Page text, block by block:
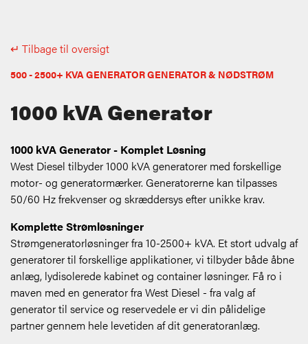
↵ Tilbage til oversigt
500 - 2500+ KVA GENERATOR GENERATOR & NØDSTRØM
1000 kVA Generator
1000 kVA Generator - Komplet Løsning
West Diesel tilbyder 1000 kVA generatorer med forskellige
motor- og generatormærker. Generatorerne kan tilpasses
50/60 Hz frekvenser og skræddersys efter unikke krav.
Komplette Strømløsninger
Strømgeneratorløsninger fra 10-2500+ kVA. Et stort udvalg af
generatorer til forskellige applikationer, vi tilbyder både åbne
anlæg, lydisolerede kabinet og container løsninger. Få ro i
maven med en generator fra West Diesel - fra valg af
generator til service og reservedele er vi din pålidelige
partner gennem hele levetiden af dit generatoranlæg.